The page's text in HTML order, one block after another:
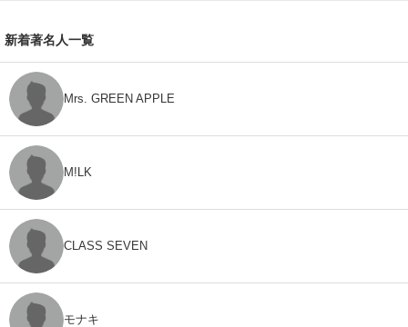
新着著名人一覧
Mrs. GREEN APPLE
M!LK
CLASS SEVEN
モナキ